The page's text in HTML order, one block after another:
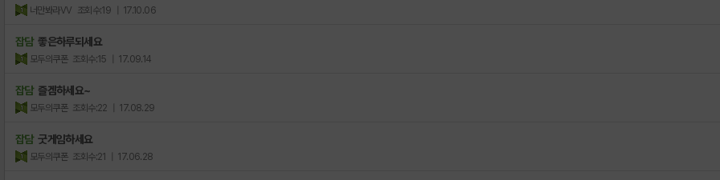
너만봐라VV 조회수:19 | 17.10.06
잡담 좋은하루되세요
모두의쿠폰 조회수:15 | 17.09.14
잡담 즐겜하세요~
모두의쿠폰 조회수:22 | 17.08.29
잡담 굿게임하세요
모두의쿠폰 조회수:21 | 17.06.28